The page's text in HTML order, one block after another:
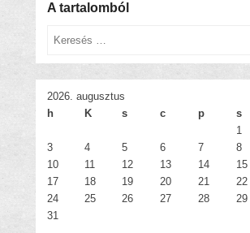
A tartalomból
Keresés
2026. augusztus
h
K s c p s
1
3
4 5 6 7 8
10
11 12 13 14 15
17
18 19 20 21 22
24
25 26 27 28 29
31